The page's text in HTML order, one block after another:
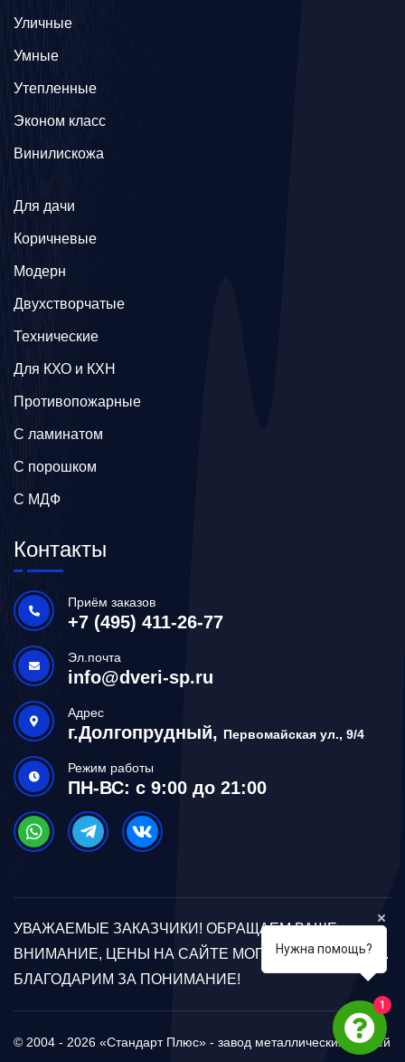
Уличные
Умные
Утепленные
Эконом класс
Винилискожа
Для дачи
Коричневые
Модерн
Двухстворчатые
Технические
Для КХО и КХН
Противопожарные
С ламинатом
С порошком
С МДФ
Контакты
Приём заказов
+7 (495) 411-26-77
Эл.почта
info@dveri-sp.ru
Адрес
г.Долгопрудный, Первомайская ул., 9/4
Режим работы
ПН-ВС: с 9:00 до 21:00
УВАЖАЕМЫЕ ЗАКАЗЧИКИ! ОБРАЩАЕМ ВАШЕ
ВНИМАНИЕ, ЦЕНЫ НА САЙТЕ МОГУТ ОТЛИЧАТЬСЯ.
БЛАГОДАРИМ ЗА ПОНИМАНИЕ!
© 2004 - 2026 «Стандарт Плюс» - завод металлических дверей
Нужна помощь?
1